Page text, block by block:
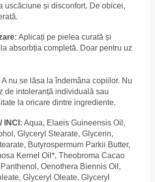
uscăciune și disconfort. De obicei,
Aplicați pe pielea curată și
absorbția completă. Doar pentru uz
A nu se lăsa la îndemâna copiilor. Nu
de intoleranță individuală sau
la oricare dintre ingrediente.
INCI: Aqua, Elaeis Guineensis Oil,
Glyceryl Stearate, Glycerin,
Butyrospermum Parkii Butter,
Kernel Oil*, Theobroma Cacao
Oenothera Biennis Oil,
Glyceryl Oleate, Glyceryl